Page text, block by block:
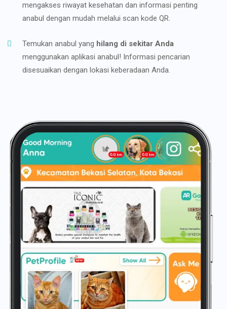
mengakses riwayat kesehatan dan informasi penting
anabul dengan mudah melalui scan kode QR.
Temukan anabul yang hilang di sekitar Anda
menggunakan aplikasi anabul! Informasi pencarian
disesuaikan dengan lokasi keberadaan Anda.